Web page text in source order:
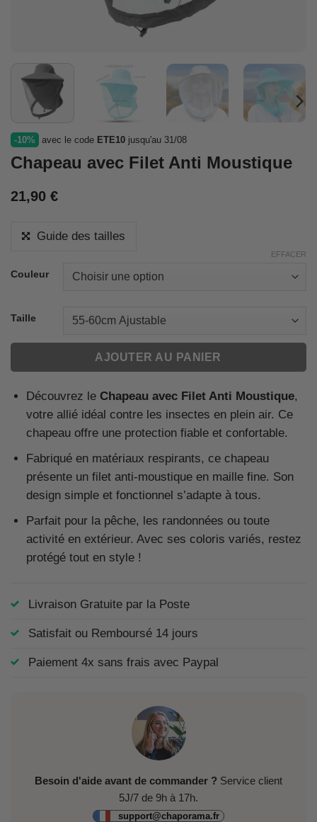
-10% avec le code ETE10 jusqu'au 31/08
Chapeau avec Filet Anti Moustique
21,90 €
Guide des tailles
Couleur
Taille
EFFACER
AJOUTER AU PANIER
Découvrez le Chapeau avec Filet Anti Moustique,
votre allié idéal contre les insectes en plein air. Ce
chapeau offre une protection fiable et confortable.
Fabriqué en matériaux respirants, ce chapeau
présente un filet anti-moustique en maille fine. Son
design simple et fonctionnel s’adapte à tous.
Parfait pour la pêche, les randonnées ou toute
activité en extérieur. Avec ses coloris variés, restez
protégé tout en style !
Livraison Gratuite par la Poste
Satisfait ou Remboursé 14 jours
Paiement 4x sans frais avec Paypal
Besoin d'aide avant de commander ? Service client
5J/7 de 9h à 17h.
support@chaporama.fr